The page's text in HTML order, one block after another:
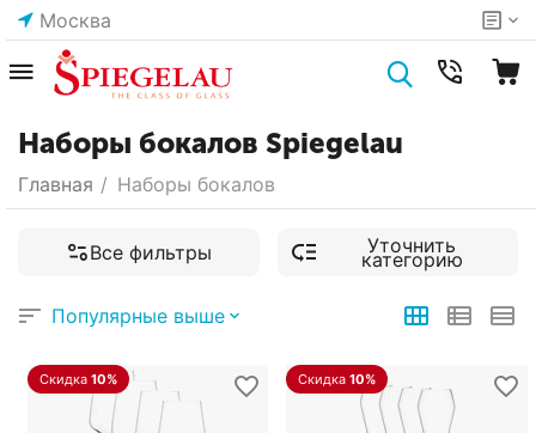
Москва
Наборы бокалов Spiegelau
Главная / Наборы бокалов
Все фильтры Уточнить
категорию
Популярные выше
Скидка 10% Скидка 10%